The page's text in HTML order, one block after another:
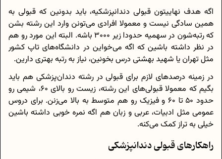
اگه هدف نهاییتون قبولی‌ دندانپزشکیه، باید بدونین که قبولی به
همین سادگی نیست و معمولا افرادی می‌تونن وارد این رشته بشن
که رتبه‌شون در سهمیه حدودا زیر 3000 باشه. البته این مورد رو هم
در نظر داشته باشین که اگه می‌خواین در دانشگاه‌های تاپ کشور
مثل تهران یا شهید بهشتی درس بخونین، نیاز به رتبه بهتری دارین.
در زمینه درصدهای لازم برای قبولی در رشته دندان‌پزشکی هم باید
بگیم که معمولا قبولی‌های این رشته، زیست رو بالای 60، شیمی رو
حدود 50 تا 60 و فیزیک رو هم متوسط به بالا می‌زنن. برای دروس
عمومی مثل ادبیات، عربی و زبان هم اگه نمره خوبی داشته باشین
خیلی به تراز کمک می‌کنه.
راهکارهای قبولی‌ دندانپزشکی